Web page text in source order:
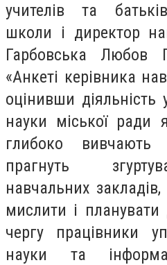
учителів та
школи і директор
Гарбовська Любов
«Анкеті керівника
оцінивши діяльність
науки міської ради
глибоко вивчають
прагнуть
навчальних закладів,
мислити і планувати
чергу працівники
науки та